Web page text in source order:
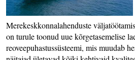
Merekeskkonnalahenduste
on turule toonud uue kõrgetasemelise
reoveepuhastussüsteemi, mis muudab